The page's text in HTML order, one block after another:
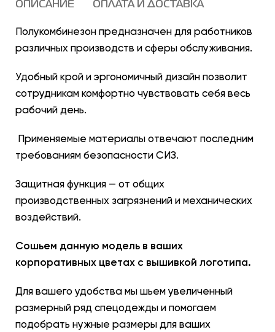
ОПИСАНИЕ ОПЛАТА И ДОСТАВКА
Полукомбинезон предназначен для работников
различных производств и сферы обслуживания.
Удобный крой и эргономичный дизайн позволит
сотрудникам комфортно чувствовать себя весь
рабочий день.
Применяемые материалы отвечают последним
требованиям безопасности СИЗ.
Защитная функция — от общих
производственных загрязнений и механических
воздействий.
Сошьем данную модель в ваших
корпоративных цветах с вышивкой логотипа.
Для вашего удобства мы шьем увеличенный
размерный ряд спецодежды и помогаем
подобрать нужные размеры для ваших